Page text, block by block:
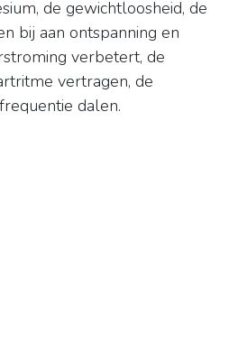
de gewichtloosheid, de
bij aan ontspanning en
verbetert, de
vertragen, de
dalen.